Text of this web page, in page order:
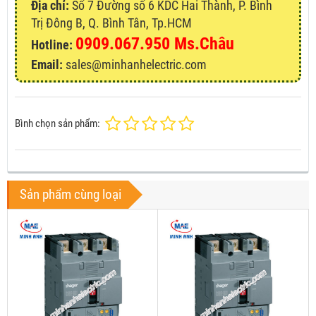
Địa chỉ: Số 7 Đường số 6 KDC Hai Thành, P. Bình
Trị Đông B, Q. Bình Tân, Tp.HCM
Hotline: 0909.067.950 Ms.Châu
Email: sales@minhanhelectric.com
Bình chọn sản phẩm:
Sản phẩm cùng loại